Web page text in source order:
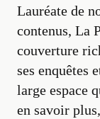
Lauréate de
contenus, La
couverture
ses enquêtes
large espace
en savoir